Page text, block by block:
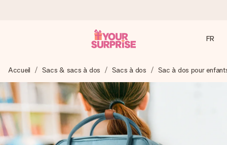
Nous préparons votre cadeau avec attention et l’envoyons
en un éclair – pour que vous puissiez l’offrir au bon moment,
quand cela compte le plus.
4,8 (sur la base de +15 000 avis)
FR
Accueil Sacs & sacs à dos Sacs à dos Sac à dos pour